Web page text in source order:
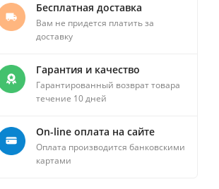
Бесплатная доставка
Вам не придется платить за
доставку
Гарантия и качество
Гарантированный возврат товара
течение 10 дней
On-line оплата на сайте
Оплата производится банковскими
картами